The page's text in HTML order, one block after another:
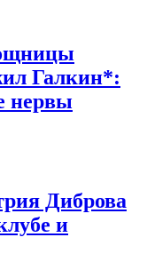
Галкин*:
нервы
Диброва
и